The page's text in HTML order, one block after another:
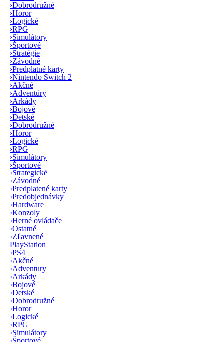
›Dobrodružné
›Horor
›Logické
›RPG
›Simulátory
›Športové
›Stratégie
›Závodné
›Predplatné karty
›Nintendo Switch 2
›Akčné
›Adventúry
›Arkády
›Bojové
›Detské
›Dobrodružné
›Horor
›Logické
›RPG
›Simulátory
›Športové
›Strategické
›Závodné
›Predplatené karty
›Predobjednávky
›Hardware
›Konzoly
›Herné ovládače
›Ostatné
›Zľavnené
PlayStation
›PS4
›Akčné
›Adventury
›Arkády
›Bojové
›Detské
›Dobrodružné
›Horor
›Logické
›RPG
›Simulátory
›Športové